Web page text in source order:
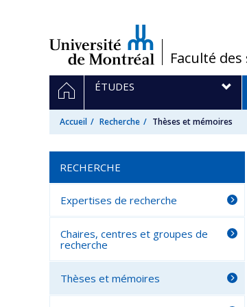
/Faculté
Navigation
principale
ACCUEIL
ÉTUDES
Accueil Recherche Thèses et mémoires
RECHERCHE
Expertises de recherche
Chaires, centres et groupes de
recherche
Thèses et mémoires